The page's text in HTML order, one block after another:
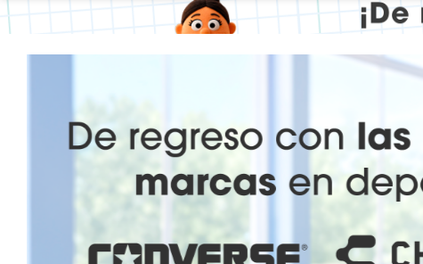
2
tenis hombre
6.
colchones
7.
bocinas
9.